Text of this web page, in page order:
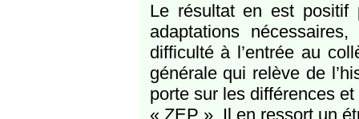
Le résultat en est positif
adaptations
difficulté à l’entrée au
générale qui relève de
porte sur les différences
« ZEP ». Il en ressort un